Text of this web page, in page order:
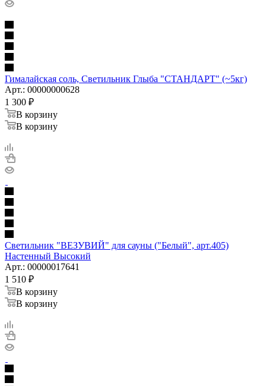
Гималайская соль, Светильник Глыба "СТАНДАРТ" (~5кг)
Арт.: 00000000628
1 300 ₽
В корзину
В корзину
Светильник "ВЕЗУВИЙ" для сауны ("Белый", арт.405)
Настенный Высокий
Арт.: 00000017641
1 510 ₽
В корзину
В корзину